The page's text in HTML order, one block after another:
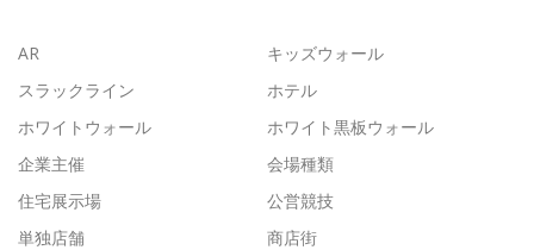
AR
キッズウォール
スラックライン
ホテル
ホワイトウォール
ホワイト黒板ウォール
企業主催
会場種類
住宅展示場
公営競技
単独店舗
商店街